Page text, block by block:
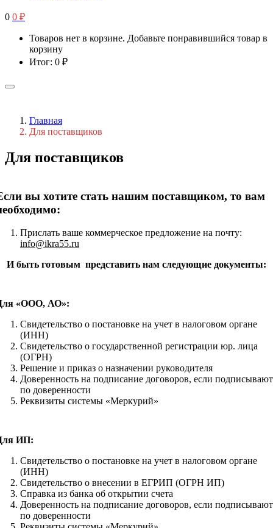
0 0 ₽
Товаров нет в корзине. Добавьте понравившийся товар в
корзину
Итог: 0 ₽
Главная
Для поставщиков
Для поставщиков
вы хотите стать нашим поставщиком, то вам
Прислать ваше коммерческое предложение на почту:
info@ikra55.ru
И быть готовым представить нам следующие документы:
«ООО, АО»:
Свидетельство о постановке на учет в налоговом органе
(ИНН)
Свидетельство о государственной регистрации юр. лица
(ОГРН)
Решение и приказ о назначении руководителя
Доверенность на подписание договоров, если подписывают
по доверенности
Реквизиты системы «Меркурий»
ИП:
Свидетельство о постановке на учет в налоговом органе
(ИНН)
Свидетельство о внесении в ЕГРИП (ОГРН ИП)
Справка из банка об открытии счета
Доверенность на подписание договоров, если подписывают
по доверенности